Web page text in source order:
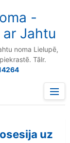
-
Jahtu
noma Lielupē,
Tālr.
Menu
uz